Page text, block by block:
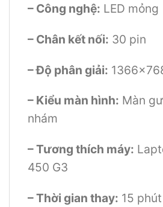
– Công nghệ: LED mỏng
– Chân kết nối: 30 pin
– Độ phân giải:
– Kiểu màn hình: Màn
nhám
– Tương thích máy:
450 G3
– Thời gian thay: 15 phút